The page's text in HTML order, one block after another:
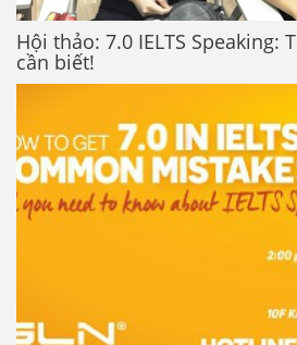
Hội thảo: 7.0 IELTS Speaking:
cần biết!